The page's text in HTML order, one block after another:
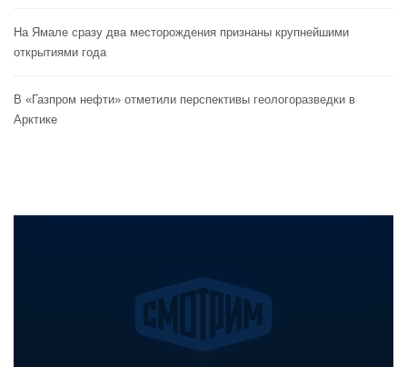
На Ямале сразу два месторождения признаны крупнейшими
открытиями года
В «Газпром нефти» отметили перспективы геологоразведки в
Арктике